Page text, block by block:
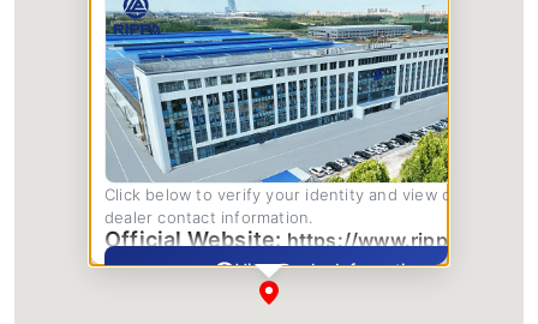
Click below to verify your identity and view complete
dealer contact information.
Official Website:https://www.rippa.com/
View Dealer Information